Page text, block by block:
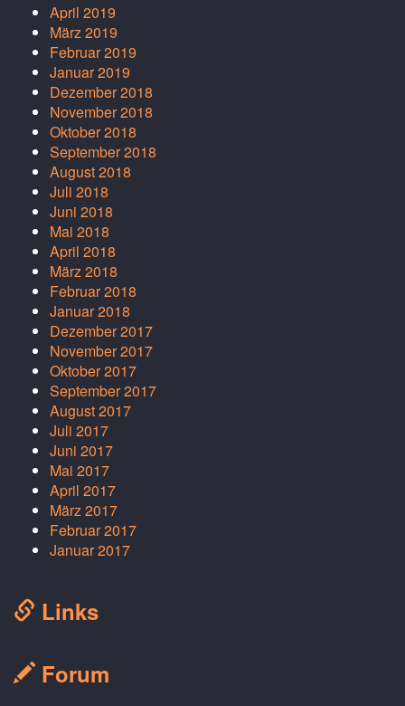
April 2019
März 2019
Februar 2019
Januar 2019
Dezember 2018
November 2018
Oktober 2018
September 2018
August 2018
Juli 2018
Juni 2018
Mai 2018
April 2018
März 2018
Februar 2018
Januar 2018
Dezember 2017
November 2017
Oktober 2017
September 2017
August 2017
Juli 2017
Juni 2017
Mai 2017
April 2017
März 2017
Februar 2017
Januar 2017
Links
Forum